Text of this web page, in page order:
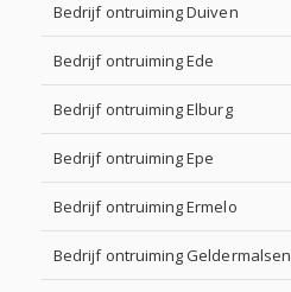
Bedrijf ontruiming Duiven
Bedrijf ontruiming Ede
Bedrijf ontruiming Elburg
Bedrijf ontruiming Epe
Bedrijf ontruiming Ermelo
Bedrijf ontruiming Geldermalsen